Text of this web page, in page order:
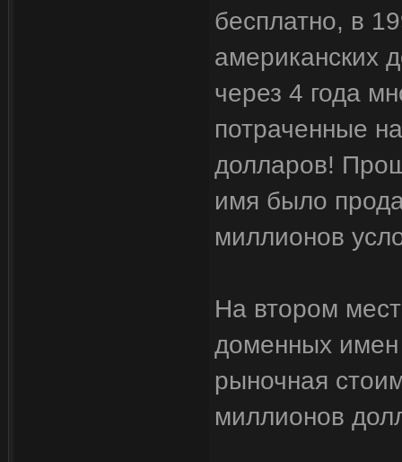
бесплатно, в
американских
через 4 года
потраченные
долларов!
имя было
миллионов
На втором
доменных имен
рыночная
миллионов